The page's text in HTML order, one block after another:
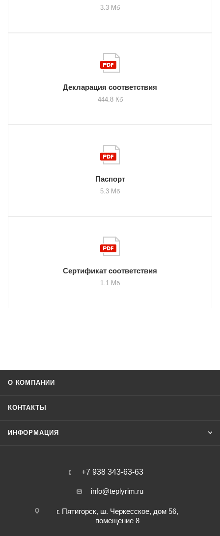
3.3 Мб
Декларация соответствия
444.8 Кб
Паспорт
5.3 Мб
Сертификат соответствия
1.1 Мб
О КОМПАНИИ
КОНТАКТЫ
ИНФОРМАЦИЯ
+7 938 343-63-63
info@teplyrim.ru
г. Пятигорск, ш. Черкесское, дом 56,
помещение 8